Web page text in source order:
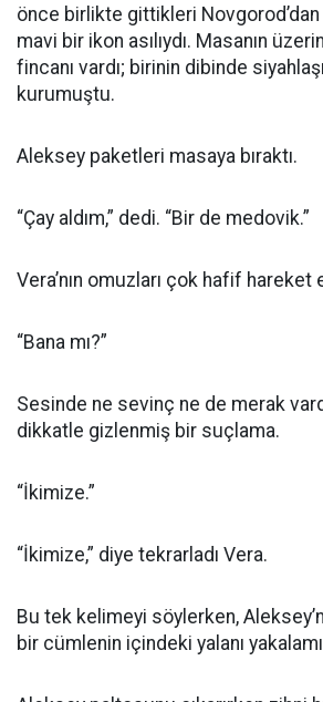
önce birlikte gittikleri Novgorod’dan
mavi bir ikon asılıydı. Masanın
fincanı vardı; birinin dibinde
kurumuştu.
Aleksey paketleri masaya bıraktı.
“Çay aldım,” dedi. “Bir de medovik.”
Vera’nın omuzları çok hafif hareket
“Bana mı?”
Sesinde ne sevinç ne de merak
dikkatle gizlenmiş bir suçlama.
“İkimize.”
“İkimize,” diye tekrarladı Vera.
Bu tek kelimeyi söylerken,
bir cümlenin içindeki yalanı